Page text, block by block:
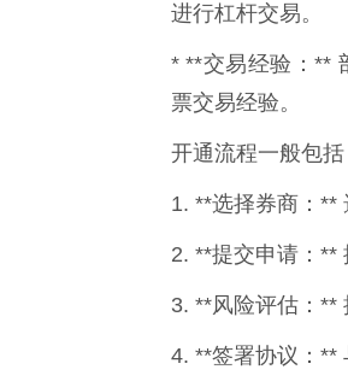
进行杠杆交易。
* **交易经验：**
票交易经验。
开通流程一般包括
1. **选择券商：**
2. **提交申请：**
3. **风险评估：**
4. **签署协议：**